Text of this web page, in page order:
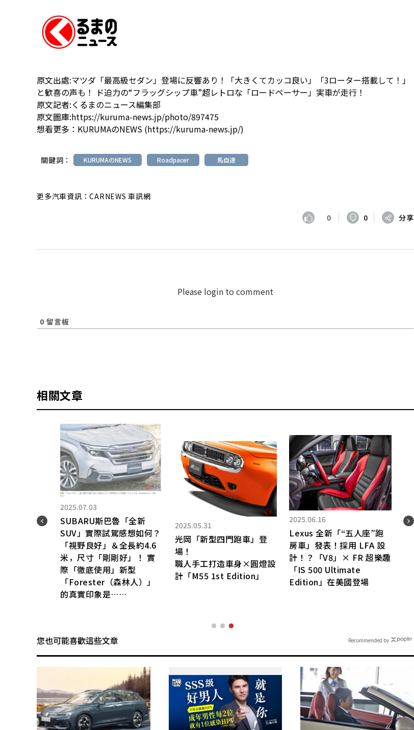
原文出處:マツダ「最高級セダン」登場に反響あり！「大きくてカッコ良い」「3ローター搭載して！」
と歓喜の声も！ ド迫力の“フラッグシップ車”超レトロな「ロードペーサー」実車が走行！
原文記者:くるまのニュース編集部
原文圖庫:https://kuruma-news.jp/photo/897475
想看更多： KURUMAのNEWS (https://kuruma-news.jp/)
關鍵詞： KURUMAのNEWS Roadpacer 馬自達
更多汽車資訊：CARNEWS 車訊網
0 0 分享
Please login to comment
0 留言板
相關文章
2025.07.03
SUBARU斯巴魯「全新
SUV」實際試駕感想如何？
「視野良好」＆全長約4.6
米，尺寸「剛剛好」！ 實
際「徹底使用」新型
「Forester（森林人）」
的真實印象是……
2025.05.31
光岡「新型四門跑車」登
場！
職人手工打造車身×圓燈設
計「M55 1st Edition」
2025.06.16
Lexus 全新「“五人座”跑
房車」發表！採用 LFA 設
計！？「V8」× FR 超樂趣
「IS 500 Ultimate
Edition」在美國登場
您也可能喜歡這些文章 Recommended by